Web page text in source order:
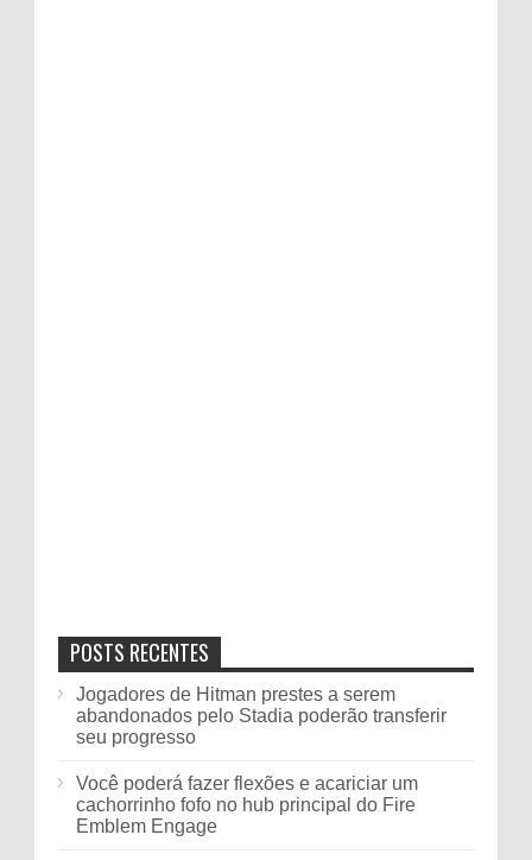
POSTS RECENTES
Jogadores de Hitman prestes a serem
abandonados pelo Stadia poderão transferir
seu progresso
Você poderá fazer flexões e acariciar um
cachorrinho fofo no hub principal do Fire
Emblem Engage